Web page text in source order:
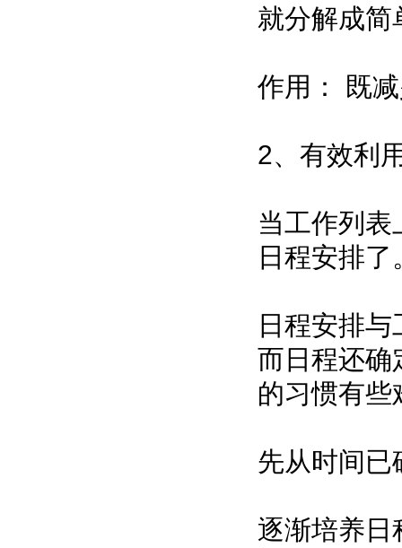
就分解成简
作用： 既
2、有效利
当工作列表
日程安排了
日程安排
而日程还确
的习惯有些
先从时间已
逐渐培养日